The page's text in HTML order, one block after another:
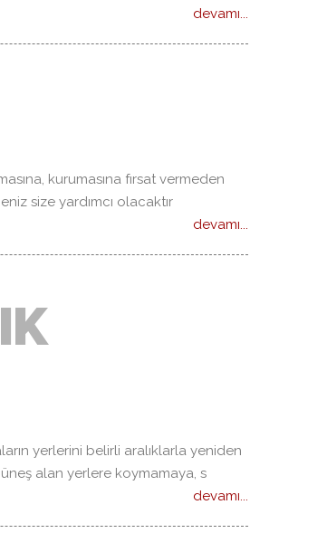
devamı...
kurumasına fırsat vermeden
size yardımcı olacaktır
devamı...
yerlerini belirli aralıklarla yeniden
alan yerlere koymamaya, s
devamı...